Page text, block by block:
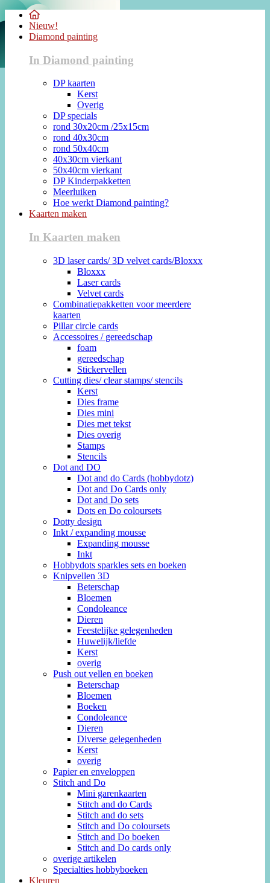
Nieuw!
Diamond painting
In Diamond painting
DP kaarten
Kerst
Overig
DP specials
rond 30x20cm /25x15cm
rond 40x30cm
rond 50x40cm
40x30cm vierkant
50x40cm vierkant
DP Kinderpakketten
Meerluiken
Hoe werkt Diamond painting?
Kaarten maken
In Kaarten maken
3D laser cards/ 3D velvet cards/Bloxxx
Bloxxx
Laser cards
Velvet cards
Combinatiepakketten voor meerdere
kaarten
Pillar circle cards
Accessoires / gereedschap
foam
gereedschap
Stickervellen
Cutting dies/ clear stamps/ stencils
Kerst
Dies frame
Dies mini
Dies met tekst
Dies overig
Stamps
Stencils
Dot and DO
Dot and do Cards (hobbydotz)
Dot and Do Cards only
Dot and Do sets
Dots en Do coloursets
Dotty design
Inkt / expanding mousse
Expanding mousse
Inkt
Hobbydots sparkles sets en boeken
Knipvellen 3D
Beterschap
Bloemen
Condoleance
Dieren
Feestelijke gelegenheden
Huwelijk/liefde
Kerst
overig
Push out vellen en boeken
Beterschap
Bloemen
Boeken
Condoleance
Dieren
Diverse gelegenheden
Kerst
overig
Papier en enveloppen
Stitch and Do
Mini garenkaarten
Stitch and do Cards
Stitch and do sets
Stitch and Do coloursets
Stitch and Do boeken
Stitch and Do cards only
overige artikelen
Specialties hobbyboeken
Kleuren